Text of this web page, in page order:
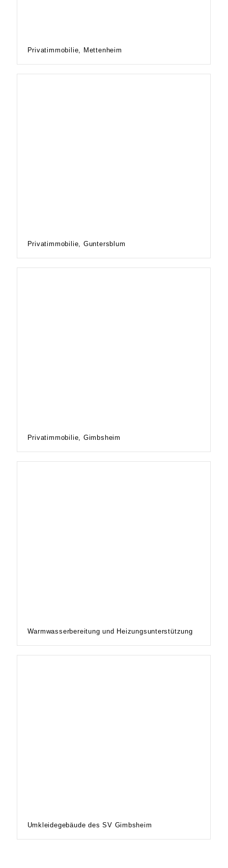
Privatimmobilie, Mettenheim
Privatimmobilie, Guntersblum
Privatimmobilie, Gimbsheim
Warmwasserbereitung und Heizungsunterstützung
Umkleidegebäude des SV Gimbsheim